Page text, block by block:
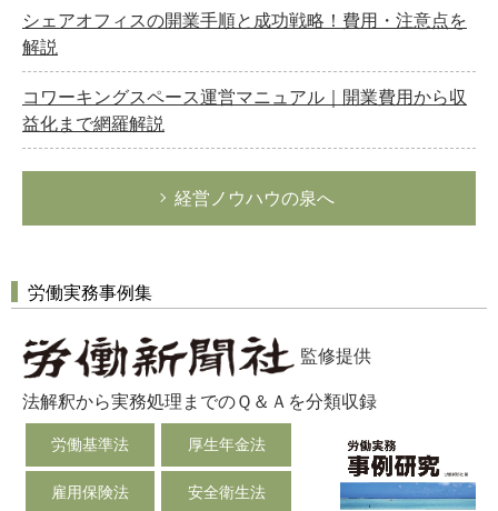
シェアオフィスの開業手順と成功戦略！費用・注意点を
解説
コワーキングスペース運営マニュアル｜開業費用から収
益化まで網羅解説
経営ノウハウの泉へ
労働実務事例集
監修提供
法解釈から実務処理までのＱ＆Ａを分類収録
労働基準法 厚生年金法
雇用保険法 安全衛生法